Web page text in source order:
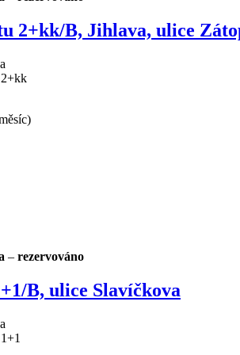
2+kk/B, Jihlava, ulice
– rezervováno
B, ulice Slavíčkova